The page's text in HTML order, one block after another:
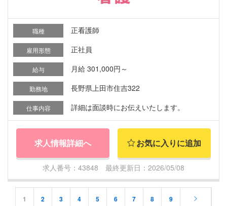
職種 正看護師
雇用形態 正社員
給与 月給 301,000円～
勤務地 長野県上田市住吉322
仕事内容 詳細は面談時にお伝えいたします。
求人情報詳細へ お気に入りに追加
求人番号：43848 最終更新日：2026/05/08
1 2 3 4 5 6 7 8 9